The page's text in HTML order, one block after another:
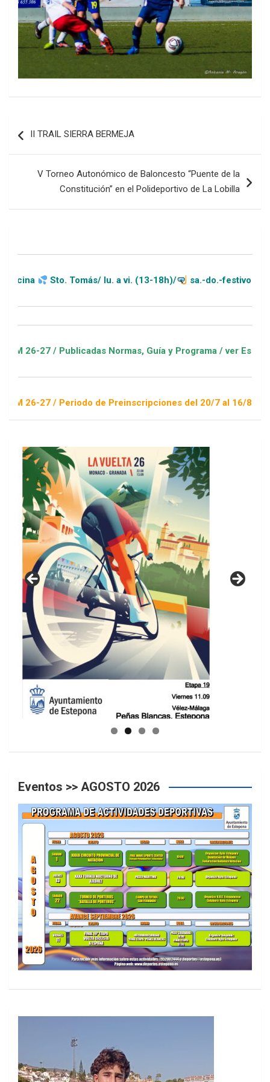
de
II TRAIL SIERRA BERMEJA
V Torneo Autonómico de Baloncesto “Puente de la
Constitución” en el Polideportivo de La Lobilla
Sto. Tomás/ lu. a vi. (13-18h)/ sa.-do.-festivos (11-20h)
/ Publicadas Normas, Guía y Programa / ver Escuelas
/ Periodo de Preinscripciones del 20/7 al 16/8 / Sorteo 1 de
GUIA DE INSTALACIONES DEPORTIVAS
Eventos >> AGOSTO 2026